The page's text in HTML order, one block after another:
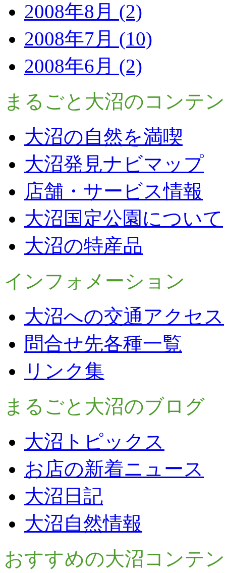
2008年8月 (2)
2008年7月 (10)
2008年6月 (2)
まるごと大沼のコンテ
大沼の自然を満喫
大沼発見ナビマップ
店舗・サービス情報
大沼国定公園について
大沼の特産品
インフォメーション
大沼への交通アクセス
問合せ先各種一覧
リンク集
まるごと大沼のブログ
大沼トピックス
お店の新着ニュース
大沼日記
大沼自然情報
おすすめの大沼コンテ